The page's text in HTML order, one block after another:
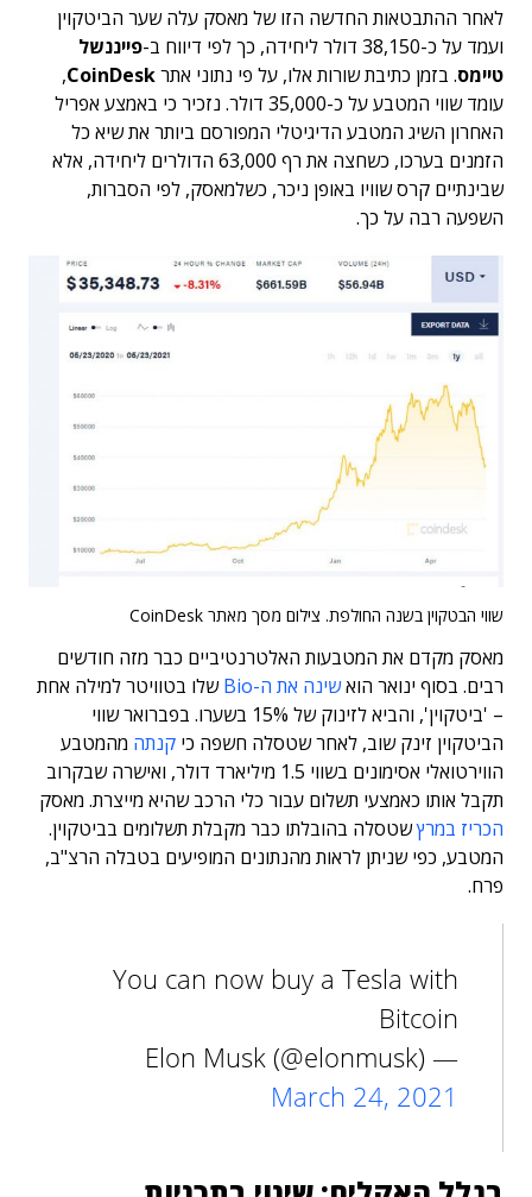
לאחר ההתבטאות החדשה הזו של מאסק עלה שער הביטקוין
ועמד על כ-38,150 דולר ליחידה, כך לפי דיווח ב-
פייננשל
טיימס. בזמן כתיבת שורות אלו, על פי נתוני אתרCoinDesk
,
עומד שווי המטבע על כ-35,000 דולר. נזכיר כי באמצע אפריל
האחרון השיג המטבע הדיגיטלי המפורסם ביותר את שיא כל
הזמנים בערכו, כשחצה את רף 63,000 הדולרים ליחידה, אלא
שבינתיים קרס שוויו באופן ניכר, כשלמאסק, לפי הסברות,
השפעה רבה על כך.
שווי הבטקוין בשנה החולפת. צילום מסך מאתר CoinDesk
מאסק מקדם את המטבעות האלטרנטיביים כבר מזה חודשים
רבים. בסוף ינואר הואשינה את ה-Bio
שלו בטוויטר למילה אחת
– 'ביטקוין', והביא לזינוק של 15% בשערו.
בפברואר שווי
הביטקוין זינק שוב, לאחר שטסלה חשפה כי קנתה מהמטבע
הווירטואלי אסימונים בשווי 1.5 מיליארד דולר, ואישרה שבקרוב
תקבל אותו כאמצעי תשלום עבור כלי הרכב שהיא מייצרת. מאסק
הכריז במרץשטסלה בהובלתו כבר מקבלת תשלומים בביטקוין.
המטבע, כפי שניתן לראות מהנתונים המופיעים בטבלה הרצ"ב,
פרח.
You can now buy a Tesla with
Bitcoin
— Elon Musk (@elonmusk)
March 24, 2021